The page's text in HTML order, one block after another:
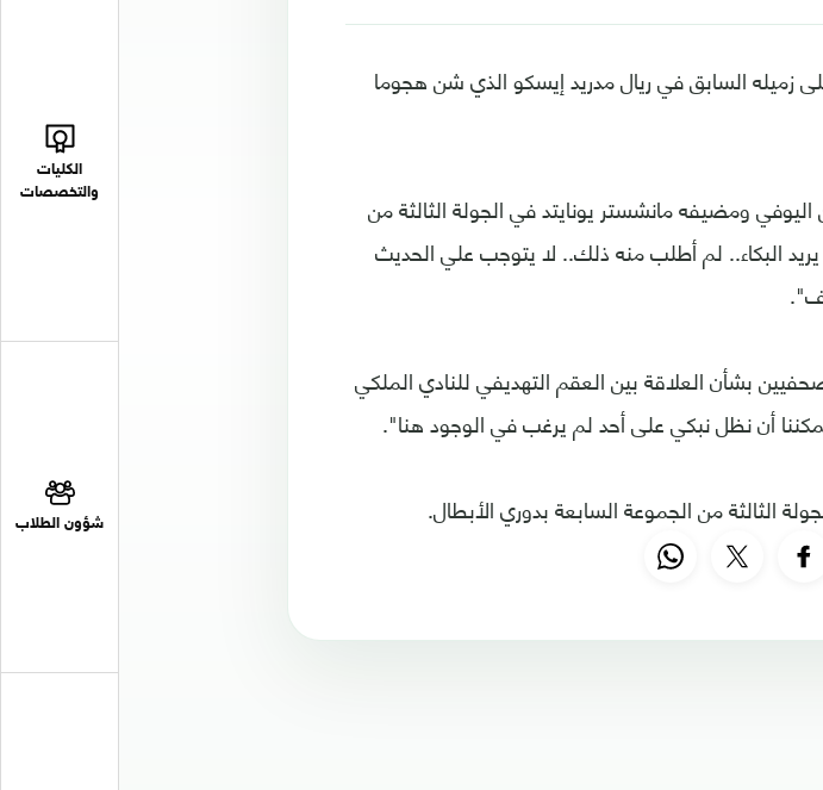
الكليات
والتخصصات
شؤون الطلاب
زميله السابق في ريال مدريد إيسكو الذي شن هجوما
ومضيفه مانشستر يونايتد في الجولة الثالثة من
يريد البكاء.. لم أطلب منه ذلك.. لا يتوجب علي الحديث
بشأن العلاقة بين العقم التهديفي للنادي الملكي
أن نظل نبكي على أحد لم يرغب في الوجود هنا".
الثالثة من الجموعة السابعة بدوري الأبطال.